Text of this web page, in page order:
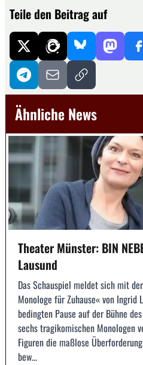
Teile den Beitrag auf
Ähnliche News
Theater Münster: BIN
Lausund
Das Schauspiel meldet sich mit
Monologe für Zuhause« von Ingrid
bedingten Pause auf der Bühne
sechs tragikomischen Monologen
Figuren die maßlose
bew...